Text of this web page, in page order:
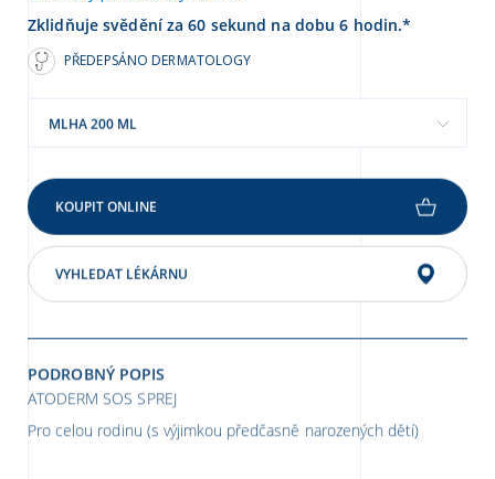
Zklidňuje svědění za 60 sekund na dobu 6 hodin.*
PŘEDEPSÁNO DERMATOLOGY
MLHA 200 ML
KOUPIT ONLINE
VYHLEDAT LÉKÁRNU
PODROBNÝ POPIS
ATODERM SOS SPREJ
Pro celou rodinu (s výjimkou předčasně narozených dětí)